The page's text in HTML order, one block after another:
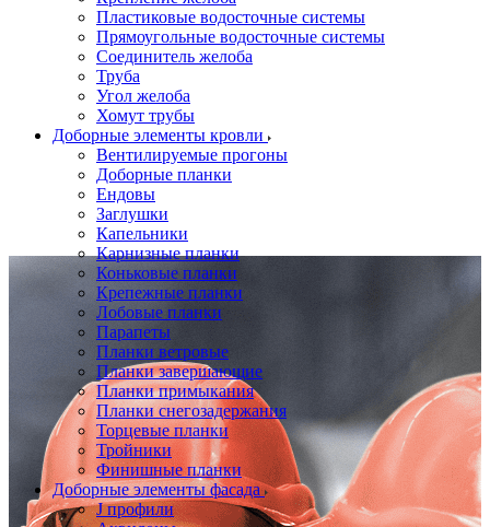
Пластиковые водосточные системы
Прямоугольные водосточные системы
Соединитель желоба
Труба
Угол желоба
Хомут трубы
Доборные элементы кровли
Вентилируемые прогоны
Доборные планки
Ендовы
Заглушки
Капельники
Карнизные планки
Коньковые планки
Крепежные планки
Лобовые планки
Парапеты
Планки ветровые
Планки завершающие
Планки примыкания
Планки снегозадержания
Торцевые планки
Тройники
Финишные планки
Доборные элементы фасада
J профили